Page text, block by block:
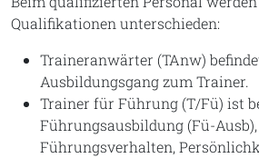
Qualifikationen unterschieden:
Traineranwärter (TAnw)
Ausbildungsgang zum Trainer.
Trainer für Führung (T/Fü) ist
Führungsausbildung (Fü-
Führungsverhalten,